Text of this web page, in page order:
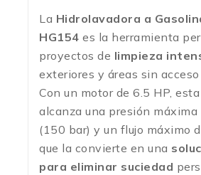
La Hidrolavadora a
HG154 es la herramienta
proyectos de limpieza
exteriores y áreas sin
Con un motor de 6.5 HP,
alcanza una presión máxima
(150 bar) y un flujo máximo
que la convierte en una
para eliminar suciedad